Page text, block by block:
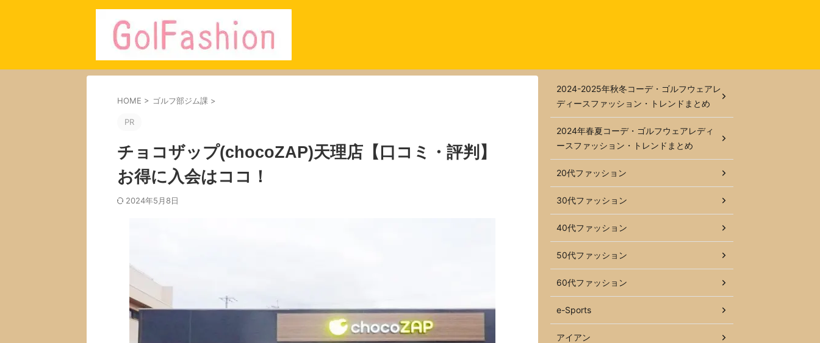
HOME > ゴルフ部ジム課 >
PR
チョコザップ(chocoZAP)天理店【口コミ・評判】
お得に入会はココ！
2024年5月8日
2024-2025年秋冬コーデ・ゴルフウェアレ
ディースファッション・トレンドまとめ
2024年春夏コーデ・ゴルフウェアレディ
ースファッション・トレンドまとめ
20代ファッション
30代ファッション
40代ファッション
50代ファッション
60代ファッション
e-Sports
アイアン